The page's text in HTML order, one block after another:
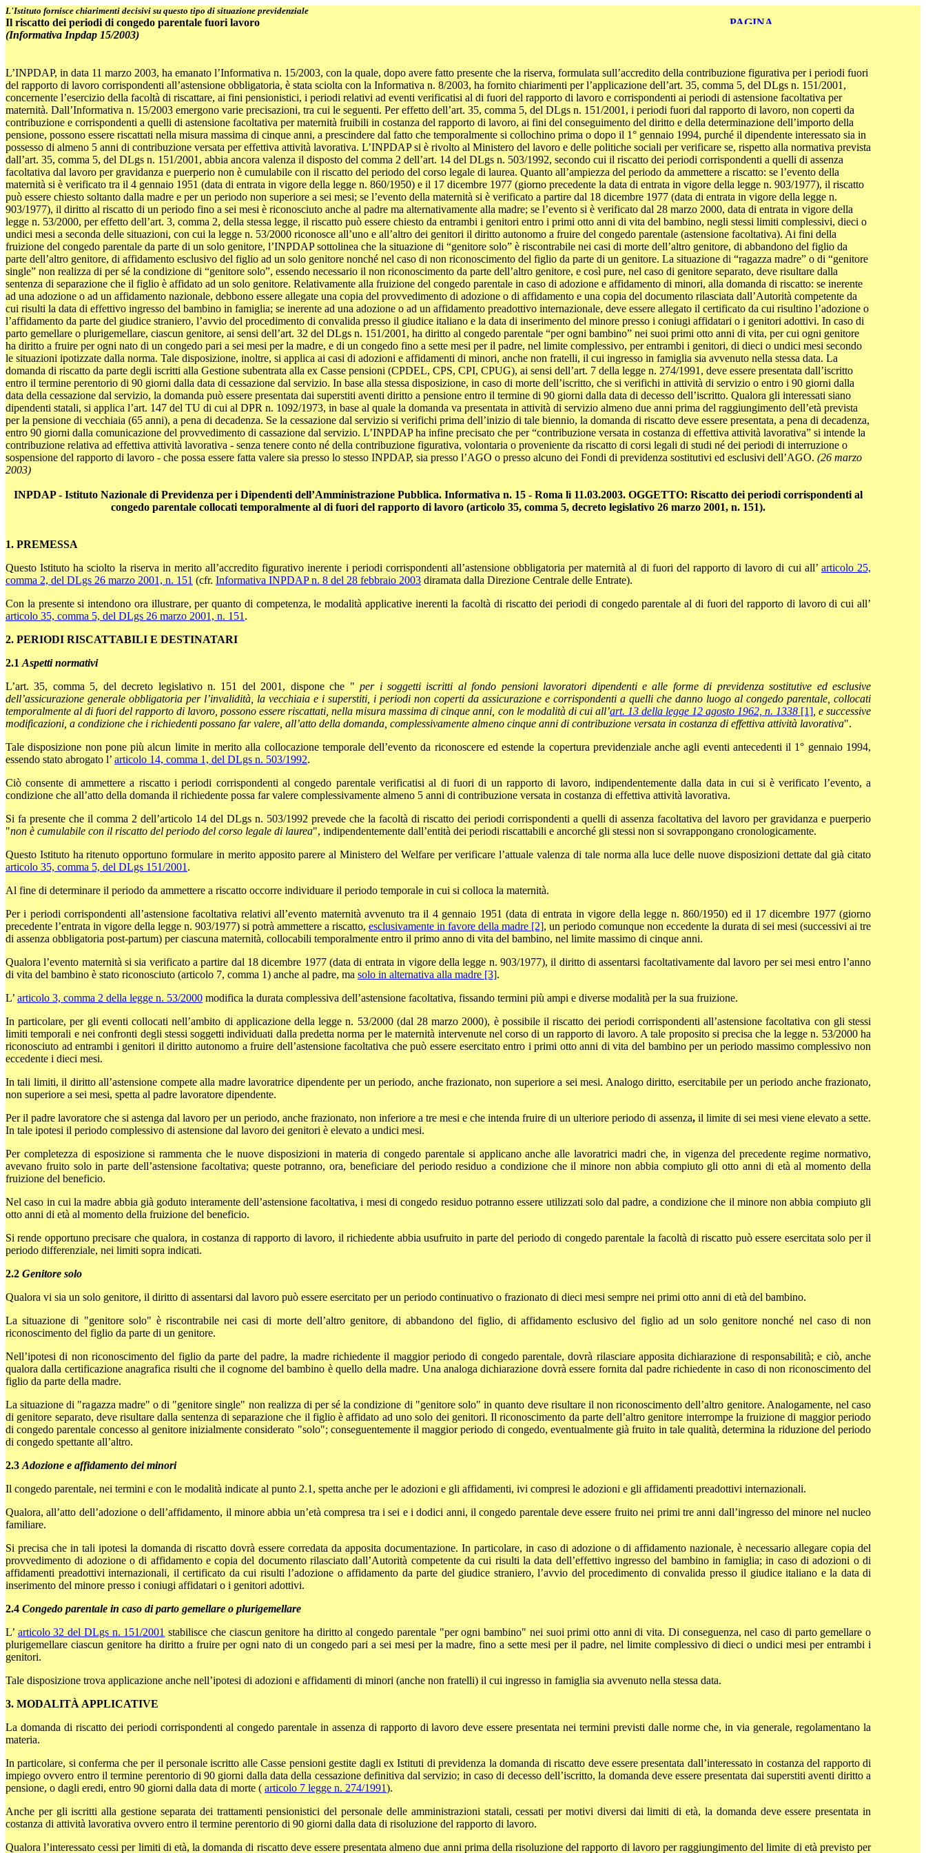
L'Istituto fornisce chiarimenti decisivi su questo tipo di situazione previdenziale
Il riscatto dei periodi di congedo parentale fuori lavoro
(Informativa Inpdap 15/2003)
L’INPDAP, in data 11 marzo 2003, ha emanato l’Informativa n. 15/2003, con la quale, dopo avere fatto presente che la riserva, formulata sull’accredito della contribuzione figurativa per i periodi fuori
del rapporto di lavoro corrispondenti all’astensione obbligatoria, è stata sciolta con la Informativa n. 8/2003, ha fornito chiarimenti per l’applicazione dell’art. 35, comma 5, del DLgs n. 151/2001,
concernente l’esercizio della facoltà di riscattare, ai fini pensionistici, i periodi relativi ad eventi verificatisi al di fuori del rapporto di lavoro e corrispondenti ai periodi di astensione facoltativa per
maternità. Dall’Informativa n. 15/2003 emergono varie precisazioni, tra cui le seguenti. Per effetto dell’art. 35, comma 5, del DLgs n. 151/2001, i periodi fuori dal rapporto di lavoro, non coperti da
contribuzione e corrispondenti a quelli di astensione facoltativa per maternità fruibili in costanza del rapporto di lavoro, ai fini del conseguimento del diritto e della determinazione dell’importo della
pensione, possono essere riscattati nella misura massima di cinque anni, a prescindere dal fatto che temporalmente si collochino prima o dopo il 1° gennaio 1994, purché il dipendente interessato sia in
possesso di almeno 5 anni di contribuzione versata per effettiva attività lavorativa. L’INPDAP si è rivolto al Ministero del lavoro e delle politiche sociali per verificare se, rispetto alla normativa prevista
dall’art. 35, comma 5, del DLgs n. 151/2001, abbia ancora valenza il disposto del comma 2 dell’art. 14 del DLgs n. 503/1992, secondo cui il riscatto dei periodi corrispondenti a quelli di assenza
facoltativa dal lavoro per gravidanza e puerperio non è cumulabile con il riscatto del periodo del corso legale di laurea. Quanto all’ampiezza del periodo da ammettere a riscatto: se l’evento della
maternità si è verificato tra il 4 gennaio 1951 (data di entrata in vigore della legge n. 860/1950) e il 17 dicembre 1977 (giorno precedente la data di entrata in vigore della legge n. 903/1977), il riscatto
può essere chiesto soltanto dalla madre e per un periodo non superiore a sei mesi; se l’evento della maternità si è verificato a partire dal 18 dicembre 1977 (data di entrata in vigore della legge n.
903/1977), il diritto al riscatto di un periodo fino a sei mesi è riconosciuto anche al padre ma alternativamente alla madre; se l’evento si è verificato dal 28 marzo 2000, data di entrata in vigore della
legge n. 53/2000, per effetto dell’art. 3, comma 2, della stessa legge, il riscatto può essere chiesto da entrambi i genitori entro i primi otto anni di vita del bambino, negli stessi limiti complessivi, dieci o
undici mesi a seconda delle situazioni, con cui la legge n. 53/2000 riconosce all’uno e all’altro dei genitori il diritto autonomo a fruire del congedo parentale (astensione facoltativa). Ai fini della
fruizione del congedo parentale da parte di un solo genitore, l’INPDAP sottolinea che la situazione di “genitore solo” è riscontrabile nei casi di morte dell’altro genitore, di abbandono del figlio da
parte dell’altro genitore, di affidamento esclusivo del figlio ad un solo genitore nonché nel caso di non riconoscimento del figlio da parte di un genitore. La situazione di “ragazza madre” o di “genitore
single” non realizza di per sé la condizione di “genitore solo”, essendo necessario il non riconoscimento da parte dell’altro genitore, e così pure, nel caso di genitore separato, deve risultare dalla
sentenza di separazione che il figlio è affidato ad un solo genitore. Relativamente alla fruizione del congedo parentale in caso di adozione e affidamento di minori, alla domanda di riscatto: se inerente
ad una adozione o ad un affidamento nazionale, debbono essere allegate una copia del provvedimento di adozione o di affidamento e una copia del documento rilasciata dall’Autorità competente da
cui risulti la data di effettivo ingresso del bambino in famiglia; se inerente ad una adozione o ad un affidamento preadottivo internazionale, deve essere allegato il certificato da cui risultino l’adozione o
l’affidamento da parte del giudice straniero, l’avvio del procedimento di convalida presso il giudice italiano e la data di inserimento del minore presso i coniugi affidatari o i genitori adottivi. In caso di
parto gemellare o plurigemellare, ciascun genitore, ai sensi dell’art. 32 del DLgs n. 151/2001, ha diritto al congedo parentale “per ogni bambino” nei suoi primi otto anni di vita, per cui ogni genitore
ha diritto a fruire per ogni nato di un congedo pari a sei mesi per la madre, e di un congedo fino a sette mesi per il padre, nel limite complessivo, per entrambi i genitori, di dieci o undici mesi secondo
le situazioni ipotizzate dalla norma. Tale disposizione, inoltre, si applica ai casi di adozioni e affidamenti di minori, anche non fratelli, il cui ingresso in famiglia sia avvenuto nella stessa data. La
domanda di riscatto da parte degli iscritti alla Gestione subentrata alla ex Casse pensioni (CPDEL, CPS, CPI, CPUG), ai sensi dell’art. 7 della legge n. 274/1991, deve essere presentata dall’iscritto
entro il termine perentorio di 90 giorni dalla data di cessazione dal servizio. In base alla stessa disposizione, in caso di morte dell’iscritto, che si verifichi in attività di servizio o entro i 90 giorni dalla
data della cessazione dal servizio, la domanda può essere presentata dai superstiti aventi diritto a pensione entro il termine di 90 giorni dalla data di decesso dell’iscritto. Qualora gli interessati siano
dipendenti statali, si applica l’art. 147 del TU di cui al DPR n. 1092/1973, in base al quale la domanda va presentata in attività di servizio almeno due anni prima del raggiungimento dell’età prevista
per la pensione di vecchiaia (65 anni), a pena di decadenza. Se la cessazione dal servizio si verifichi prima dell’inizio di tale biennio, la domanda di riscatto deve essere presentata, a pena di decadenza,
entro 90 giorni dalla comunicazione del provvedimento di cassazione dal servizio. L’INPDAP ha infine precisato che per “contribuzione versata in costanza di effettiva attività lavorativa” si intende la
contribuzione relativa ad effettiva attività lavorativa - senza tenere conto né della contribuzione figurativa, volontaria o proveniente da riscatto di corsi legali di studi né dei periodi di interruzione o
sospensione del rapporto di lavoro - che possa essere fatta valere sia presso lo stesso INPDAP, sia presso l’AGO o presso alcuno dei Fondi di previdenza sostitutivi ed esclusivi dell’AGO. (26 marzo
2003)
INPDAP - Istituto Nazionale di Previdenza per i Dipendenti dell’Amministrazione Pubblica. Informativa n. 15 - Roma lì 11.03.2003. OGGETTO: Riscatto dei periodi corrispondenti al
congedo parentale collocati temporalmente al di fuori del rapporto di lavoro (articolo 35, comma 5, decreto legislativo 26 marzo 2001, n. 151).
1. PREMESSA
Questo Istituto ha sciolto la riserva in merito all’accredito figurativo inerente i periodi corrispondenti all’astensione obbligatoria per maternità al di fuori del rapporto di lavoro di cui all’ articolo 25,
comma 2, del DLgs 26 marzo 2001, n. 151 (cfr. Informativa INPDAP n. 8 del 28 febbraio 2003 diramata dalla Direzione Centrale delle Entrate).
Con la presente si intendono ora illustrare, per quanto di competenza, le modalità applicative inerenti la facoltà di riscatto dei periodi di congedo parentale al di fuori del rapporto di lavoro di cui all’
articolo 35, comma 5, del DLgs 26 marzo 2001, n. 151 .
2. PERIODI RISCATTABILI E DESTINATARI
2.1 Aspetti normativi
L’art. 35, comma 5, del decreto legislativo n. 151 del 2001, dispone che "per i soggetti iscritti al fondo pensioni lavoratori dipendenti e alle forme di previdenza sostitutive ed esclusive
dell’assicurazione generale obbligatoria per l’invalidità, la vecchiaia e i superstiti, i periodi non coperti da assicurazione e corrispondenti a quelli che danno luogo al congedo parentale, collocati
temporalmente al di fuori del rapporto di lavoro, possono essere riscattati, nella misura massima di cinque anni, con le modalità di cui all’art. 13 della legge 12 agosto 1962, n. 1338[1], e successive
modificazioni, a condizione che i richiedenti possano far valere, all’atto della domanda, complessivamente almeno cinque anni di contribuzione versata in costanza di effettiva attività lavorativa".
Tale disposizione non pone più alcun limite in merito alla collocazione temporale dell’evento da riconoscere ed estende la copertura previdenziale anche agli eventi antecedenti il 1° gennaio 1994,
essendo stato abrogato l’ articolo 14, comma 1, del DLgs n. 503/1992.
Ciò consente di ammettere a riscatto i periodi corrispondenti al congedo parentale verificatisi al di fuori di un rapporto di lavoro, indipendentemente dalla data in cui si è verificato l’evento, a
condizione che all’atto della domanda il richiedente possa far valere complessivamente almeno 5 anni di contribuzione versata in costanza di effettiva attività lavorativa.
Si fa presente che il comma 2 dell’articolo 14 del DLgs n. 503/1992 prevede che la facoltà di riscatto dei periodi corrispondenti a quelli di assenza facoltativa del lavoro per gravidanza e puerperio
"non è cumulabile con il riscatto del periodo del corso legale di laurea", indipendentemente dall’entità dei periodi riscattabili e ancorché gli stessi non si sovrappongano cronologicamente.
Questo Istituto ha ritenuto opportuno formulare in merito apposito parere al Ministero del Welfare per verificare l’attuale valenza di tale norma alla luce delle nuove disposizioni dettate dal già citato
articolo 35, comma 5, del DLgs 151/2001 .
Al fine di determinare il periodo da ammettere a riscatto occorre individuare il periodo temporale in cui si colloca la maternità.
Per i periodi corrispondenti all’astensione facoltativa relativi all’evento maternità avvenuto tra il 4 gennaio 1951 (data di entrata in vigore della legge n. 860/1950) ed il 17 dicembre 1977 (giorno
precedente l’entrata in vigore della legge n. 903/1977) si potrà ammettere a riscatto, esclusivamente in favore della madre [2], un periodo comunque non eccedente la durata di sei mesi (successivi ai tre
di assenza obbligatoria post-partum) per ciascuna maternità, collocabili temporalmente entro il primo anno di vita del bambino, nel limite massimo di cinque anni.
Qualora l’evento maternità si sia verificato a partire dal 18 dicembre 1977 (data di entrata in vigore della legge n. 903/1977), il diritto di assentarsi facoltativamente dal lavoro per sei mesi entro l’anno
di vita del bambino è stato riconosciuto (articolo 7, comma 1) anche al padre, ma solo in alternativa alla madre [3].
L’ articolo 3, comma 2 della legge n. 53/2000 modifica la durata complessiva dell’astensione facoltativa, fissando termini più ampi e diverse modalità per la sua fruizione.
In particolare, per gli eventi collocati nell’ambito di applicazione della legge n. 53/2000 (dal 28 marzo 2000), è possibile il riscatto dei periodi corrispondenti all’astensione facoltativa con gli stessi
limiti temporali e nei confronti degli stessi soggetti individuati dalla predetta norma per le maternità intervenute nel corso di un rapporto di lavoro. A tale proposito si precisa che la legge n. 53/2000 ha
riconosciuto ad entrambi i genitori il diritto autonomo a fruire dell’astensione facoltativa che può essere esercitato entro i primi otto anni di vita del bambino per un periodo massimo complessivo non
eccedente i dieci mesi.
In tali limiti, il diritto all’astensione compete alla madre lavoratrice dipendente per un periodo, anche frazionato, non superiore a sei mesi. Analogo diritto, esercitabile per un periodo anche frazionato,
non superiore a sei mesi, spetta al padre lavoratore dipendente.
Per il padre lavoratore che si astenga dal lavoro per un periodo, anche frazionato, non inferiore a tre mesi e che intenda fruire di un ulteriore periodo di assenza, il limite di sei mesi viene elevato a sette.
In tale ipotesi il periodo complessivo di astensione dal lavoro dei genitori è elevato a undici mesi.
Per completezza di esposizione si rammenta che le nuove disposizioni in materia di congedo parentale si applicano anche alle lavoratrici madri che, in vigenza del precedente regime normativo,
avevano fruito solo in parte dell’astensione facoltativa; queste potranno, ora, beneficiare del periodo residuo a condizione che il minore non abbia compiuto gli otto anni di età al momento della
fruizione del beneficio.
Nel caso in cui la madre abbia già goduto interamente dell’astensione facoltativa, i mesi di congedo residuo potranno essere utilizzati solo dal padre, a condizione che il minore non abbia compiuto gli
otto anni di età al momento della fruizione del beneficio.
Si rende opportuno precisare che qualora, in costanza di rapporto di lavoro, il richiedente abbia usufruito in parte del periodo di congedo parentale la facoltà di riscatto può essere esercitata solo per il
periodo differenziale, nei limiti sopra indicati.
2.2 Genitore solo
Qualora vi sia un solo genitore, il diritto di assentarsi dal lavoro può essere esercitato per un periodo continuativo o frazionato di dieci mesi sempre nei primi otto anni di età del bambino.
La situazione di "genitore solo" è riscontrabile nei casi di morte dell’altro genitore, di abbandono del figlio, di affidamento esclusivo del figlio ad un solo genitore nonché nel caso di non
riconoscimento del figlio da parte di un genitore.
Nell’ipotesi di non riconoscimento del figlio da parte del padre, la madre richiedente il maggior periodo di congedo parentale, dovrà rilasciare apposita dichiarazione di responsabilità; e ciò, anche
qualora dalla certificazione anagrafica risulti che il cognome del bambino è quello della madre. Una analoga dichiarazione dovrà essere fornita dal padre richiedente in caso di non riconoscimento del
figlio da parte della madre.
La situazione di "ragazza madre" o di "genitore single" non realizza di per sé la condizione di "genitore solo" in quanto deve risultare il non riconoscimento dell’altro genitore. Analogamente, nel caso
di genitore separato, deve risultare dalla sentenza di separazione che il figlio è affidato ad uno solo dei genitori. Il riconoscimento da parte dell’altro genitore interrompe la fruizione di maggior periodo
di congedo parentale concesso al genitore inizialmente considerato "solo"; conseguentemente il maggior periodo di congedo, eventualmente già fruito in tale qualità, determina la riduzione del periodo
di congedo spettante all’altro.
2.3 Adozione e affidamento dei minori
Il congedo parentale, nei termini e con le modalità indicate al punto 2.1, spetta anche per le adozioni e gli affidamenti, ivi compresi le adozioni e gli affidamenti preadottivi internazionali.
Qualora, all’atto dell’adozione o dell’affidamento, il minore abbia un’età compresa tra i sei e i dodici anni, il congedo parentale deve essere fruito nei primi tre anni dall’ingresso del minore nel nucleo
familiare.
Si precisa che in tali ipotesi la domanda di riscatto dovrà essere corredata da apposita documentazione. In particolare, in caso di adozione o di affidamento nazionale, è necessario allegare copia del
provvedimento di adozione o di affidamento e copia del documento rilasciato dall’Autorità competente da cui risulti la data dell’effettivo ingresso del bambino in famiglia; in caso di adozioni o di
affidamenti preadottivi internazionali, il certificato da cui risulti l’adozione o affidamento da parte del giudice straniero, l’avvio del procedimento di convalida presso il giudice italiano e la data di
inserimento del minore presso i coniugi affidatari o i genitori adottivi.
2.4 Congedo parentale in caso di parto gemellare o plurigemellare
L’ articolo 32 del DLgs n. 151/2001 stabilisce che ciascun genitore ha diritto al congedo parentale "per ogni bambino" nei suoi primi otto anni di vita. Di conseguenza, nel caso di parto gemellare o
plurigemellare ciascun genitore ha diritto a fruire per ogni nato di un congedo pari a sei mesi per la madre, fino a sette mesi per il padre, nel limite complessivo di dieci o undici mesi per entrambi i
genitori.
Tale disposizione trova applicazione anche nell’ipotesi di adozioni e affidamenti di minori (anche non fratelli) il cui ingresso in famiglia sia avvenuto nella stessa data.
3. MODALITÀ APPLICATIVE
La domanda di riscatto dei periodi corrispondenti al congedo parentale in assenza di rapporto di lavoro deve essere presentata nei termini previsti dalle norme che, in via generale, regolamentano la
materia.
In particolare, si conferma che per il personale iscritto alle Casse pensioni gestite dagli ex Istituti di previdenza la domanda di riscatto deve essere presentata dall’interessato in costanza del rapporto di
impiego ovvero entro il termine perentorio di 90 giorni dalla data della cessazione definitiva dal servizio; in caso di decesso dell’iscritto, la domanda deve essere presentata dai superstiti aventi diritto a
pensione, o dagli eredi, entro 90 giorni dalla data di morte ( articolo 7 legge n. 274/1991).
Anche per gli iscritti alla gestione separata dei trattamenti pensionistici del personale delle amministrazioni statali, cessati per motivi diversi dai limiti di età, la domanda deve essere presentata in
costanza di attività lavorativa ovvero entro il termine perentorio di 90 giorni dalla data di risoluzione del rapporto di lavoro.
Qualora l’interessato cessi per limiti di età, la domanda di riscatto deve essere presentata almeno due anni prima della risoluzione del rapporto di lavoro per raggiungimento del limite di età previsto per